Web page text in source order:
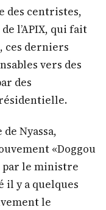
des centristes,
l’APIX, qui fait
ces derniers
vers des
des
Nyassa,
«Doggou
par le ministre
il y a quelques
le